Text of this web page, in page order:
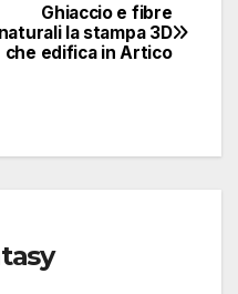
Ghiaccio e fibre
naturali la stampa 3D
che edifica in Artico